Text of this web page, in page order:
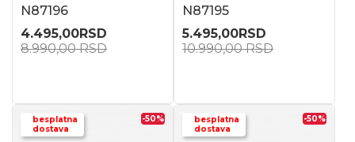
N87196
4.495,00RSD
8.990,00RSD
N87195
5.495,00RSD
10.990,00RSD
besplatna
dostava
-50%
besplatna
dostava
-50%